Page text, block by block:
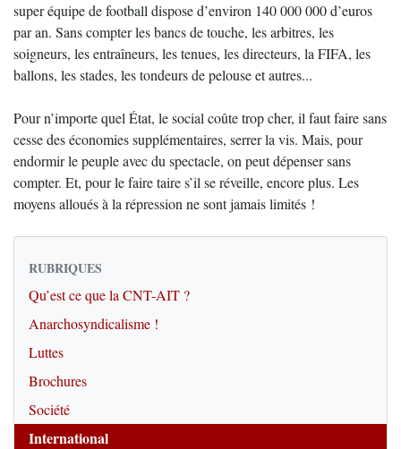
super équipe de football dispose d’environ 140 000 000 d’euros
par an. Sans compter les bancs de touche, les arbitres, les
soigneurs, les entraîneurs, les tenues, les directeurs, la FIFA, les
ballons, les stades, les tondeurs de pelouse et autres...
Pour n’importe quel État, le social coûte trop cher, il faut faire sans
cesse des économies supplémentaires, serrer la vis. Mais, pour
endormir le peuple avec du spectacle, on peut dépenser sans
compter. Et, pour le faire taire s’il se réveille, encore plus. Les
moyens alloués à la répression ne sont jamais limités !
RUBRIQUES
Qu’est ce que la CNT-AIT ?
Anarchosyndicalisme !
Luttes
Brochures
Société
International